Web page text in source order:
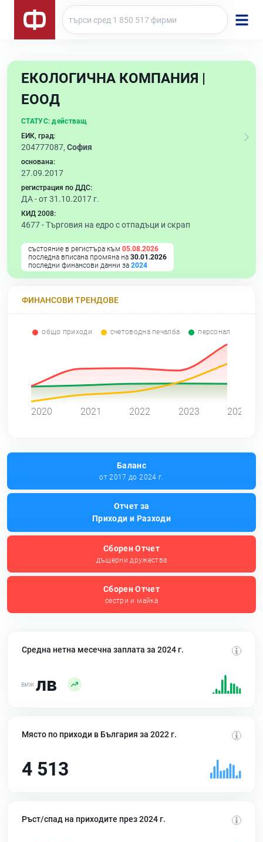
ЕКОЛОГИЧНА КОМПАНИЯ |
ЕООД
СТАТУС: действащ
ЕИК, град:
204777087, София
основана:
27.09.2017
регистрация по ДДС:
ДА - от 31.10.2017 г.
КИД 2008:
4677 -Търговия на едро с отпадъци и скрап
състояние в регистъра към 05.08.2026
последна вписана промяна на 30.01.2026
последни финансови данни за 2024
ФИНАНСОВИ ТРЕНДОВЕ
общо приходи счетоводна печалба персонал
2020 2021 2022 2023 2024
Баланс
от 2017 до 2024 г.
Отчет за
Приходи и Разходи
Сборен Отчет
дъщерни дружества
Сборен Отчет
сестри и майка
Средна нетна месечна заплата за 2024 г.
лв
Място по приходи в България за 2022 г.
4 513
Ръст/спад на приходите през 2024 г.